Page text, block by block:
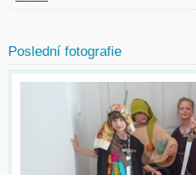
Poslední fotografie